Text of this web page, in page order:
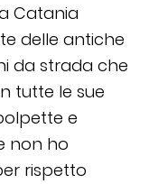
Catania
delle antiche
da strada che
tutte le sue
e
non ho
rispetto